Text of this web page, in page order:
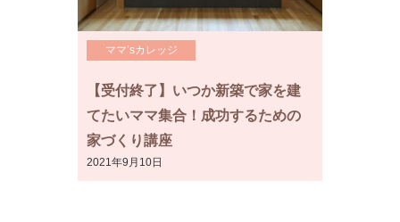
ママ’sカレッジ
【受付終了】いつか新築で家を建
てたいママ集合！成功するための
家づくり講座
2021年9月10日